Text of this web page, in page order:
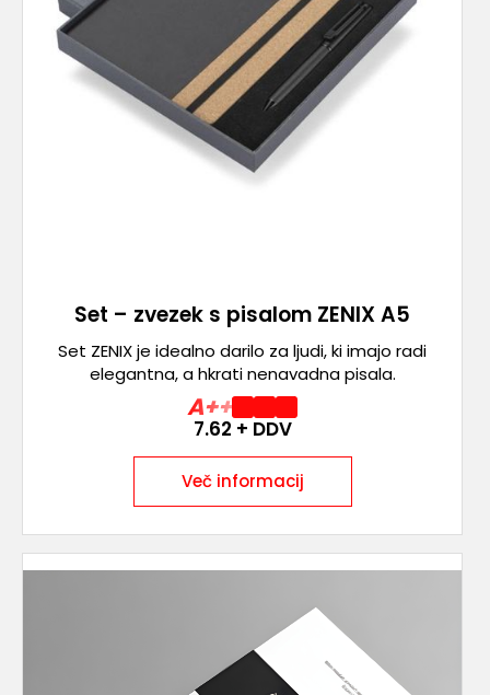
Set – zvezek s pisalom ZENIX A5
Set ZENIX je idealno darilo za ljudi, ki imajo radi
elegantna, a hkrati nenavadna pisala.
A++
7.62 + DDV
Več informacij